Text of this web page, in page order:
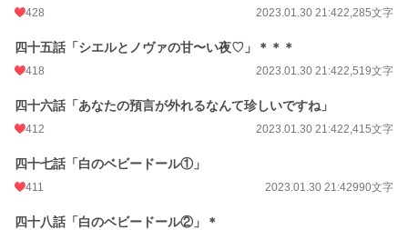
428 2023.01.30 21:422,285文字
四十五話「シエルとノヴァの甘〜い夜♡」＊＊＊
418 2023.01.30 21:422,519文字
四十六話「あなたの預言が外れるなんて珍しいですね」
412 2023.01.30 21:422,415文字
四十七話「白のベビードール①」
411 2023.01.30 21:42990文字
四十八話「白のベビードール②」＊